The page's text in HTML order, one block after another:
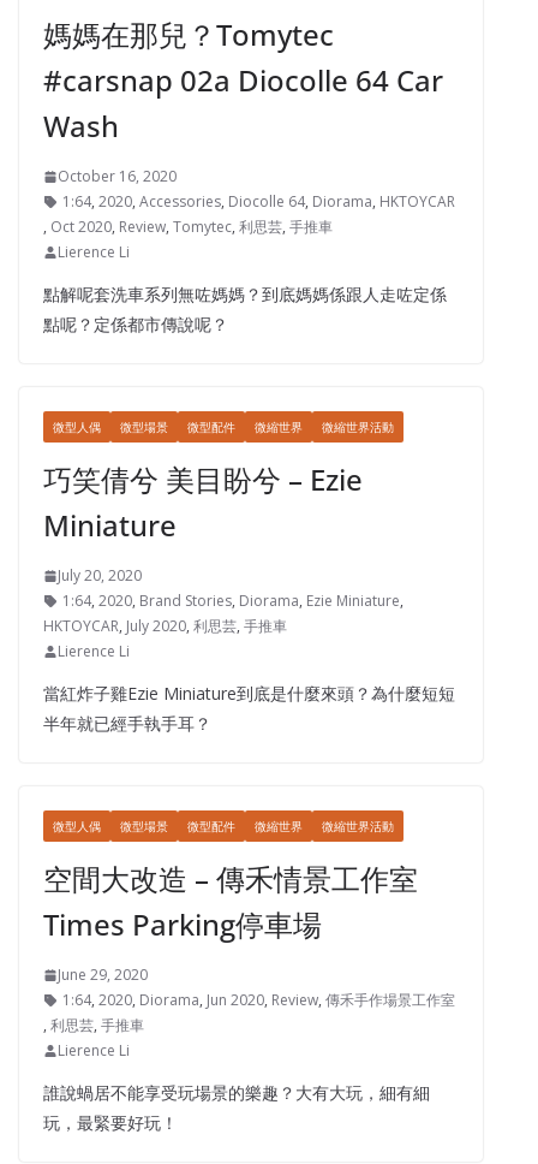
媽媽在那兒？Tomytec
#carsnap 02a Diocolle 64 Car
Wash
October 16, 2020
1:64, 2020, Accessories, Diocolle 64, Diorama, HKTOYCAR
, Oct 2020, Review, Tomytec, 利思芸, 手推車
Lierence Li
點解呢套洗車系列無咗媽媽？到底媽媽係跟人走咗定係
點呢？定係都市傳說呢？
微型人偶 微型場景 微型配件 微縮世界 微縮世界活動
巧笑倩兮 美目盼兮 – Ezie
Miniature
July 20, 2020
1:64, 2020, Brand Stories, Diorama, Ezie Miniature,
HKTOYCAR, July 2020, 利思芸, 手推車
Lierence Li
當紅炸子雞Ezie Miniature到底是什麼來頭？為什麼短短
半年就已經手執手耳？
微型人偶 微型場景 微型配件 微縮世界 微縮世界活動
空間大改造 – 傳禾情景工作室
Times Parking停車場
June 29, 2020
1:64, 2020, Diorama, Jun 2020, Review, 傳禾手作場景工作室
, 利思芸, 手推車
Lierence Li
誰說蝸居不能享受玩場景的樂趣？大有大玩，細有細
玩，最緊要好玩！